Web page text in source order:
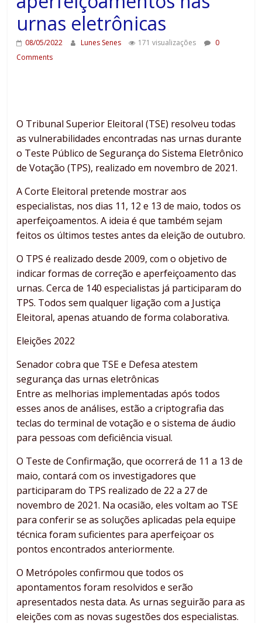
urnas eletrônicas
08/05/2022 Lunes Senes 171 visualizações
0
Comments
O Tribunal Superior Eleitoral (TSE) resolveu todas
as vulnerabilidades encontradas nas urnas durante
o Teste Público de Segurança do Sistema Eletrônico
de Votação (TPS), realizado em novembro de 2021.
A Corte Eleitoral pretende mostrar aos
especialistas, nos dias 11, 12 e 13 de maio, todos os
aperfeiçoamentos. A ideia é que também sejam
feitos os últimos testes antes da eleição de outubro.
O TPS é realizado desde 2009, com o objetivo de
indicar formas de correção e aperfeiçoamento das
urnas. Cerca de 140 especialistas já participaram do
TPS. Todos sem qualquer ligação com a Justiça
Eleitoral, apenas atuando de forma colaborativa.
Eleições 2022
Senador cobra que TSE e Defesa atestem
segurança das urnas eletrônicas
Entre as melhorias implementadas após todos
esses anos de análises, estão a criptografia das
teclas do terminal de votação e o sistema de áudio
para pessoas com deficiência visual.
O Teste de Confirmação, que ocorrerá de 11 a 13 de
maio, contará com os investigadores que
participaram do TPS realizado de 22 a 27 de
novembro de 2021. Na ocasião, eles voltam ao TSE
para conferir se as soluções aplicadas pela equipe
técnica foram suficientes para aperfeiçoar os
pontos encontrados anteriormente.
O Metrópoles confirmou que todos os
apontamentos foram resolvidos e serão
apresentados nesta data. As urnas seguirão para as
eleições com as novas sugestões dos especialistas.